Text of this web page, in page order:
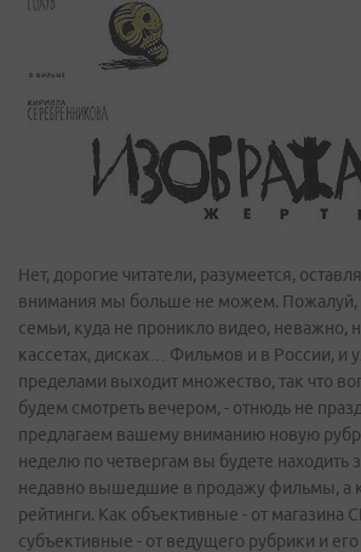
Нет, дорогие читатели, разумеется,
внимания мы больше не можем. Пожалуй,
семьи, куда не проникло видео, неважно,
кассетах, дисках… Фильмов и в России, и
пределами выходит множество, так что
будем смотреть вечером, - отнюдь не
предлагаем вашему вниманию новую
неделю по четвергам вы будете находить
недавно вышедшие в продажу фильмы, а
рейтинги. Как объективные - от магазина
субъективные - от ведущего рубрики и его